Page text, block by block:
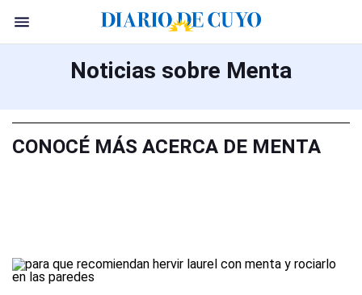
Noticias sobre Menta
CONOCÉ MÁS ACERCA DE MENTA